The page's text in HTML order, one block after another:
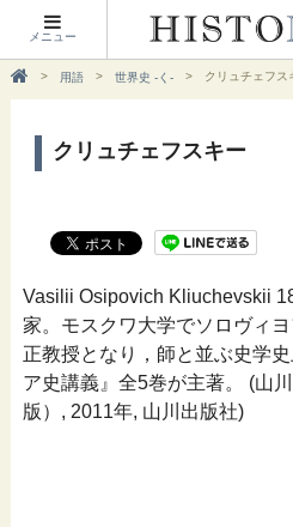
メニュー
用語 世界史 -く- クリュチェフス
クリュチェフスキー
Vasilii Osipovich Kliuchevskii
家。モスクワ大学でソロヴィ
正教授となり，師と並ぶ史学
ア史講義』全5巻が主著。 (山
版）, 2011年, 山川出版社)